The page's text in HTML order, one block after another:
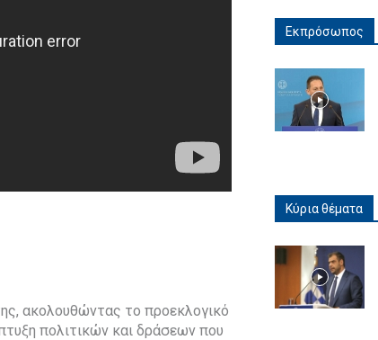
ακολουθώντας το προεκλογικό
πολιτικών και δράσεων που
Εκπρόσωπος
Κύρια θέματα